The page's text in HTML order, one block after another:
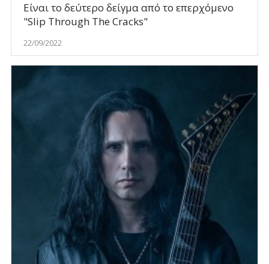
Είναι το δεύτερο δείγμα από το επερχόμενο
"Slip Through The Cracks"
22/09/2022